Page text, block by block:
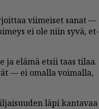
vii­mei­set sa­nat —
ei ole niin syvä, et­
ja elä­mä et­sii taas ti­laa.
— ei omal­la voi­mal­la,
läpi kan­ta­vaa